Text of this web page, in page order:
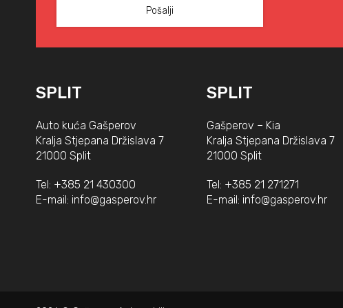
SPLIT
Auto kuća Gašperov
Kralja Stjepana Držislava 7
21000 Split
Tel: +385 21 430300
E-mail: info@gasperov.hr
SPLIT
Gašperov – Kia
Kralja Stjepana Držislava 7
21000 Split
Tel: +385 21 271271
E-mail: info@gasperov.hr